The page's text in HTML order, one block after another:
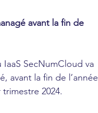
avant la fin de
SecNumCloud va
avant la fin de l’année
2024.